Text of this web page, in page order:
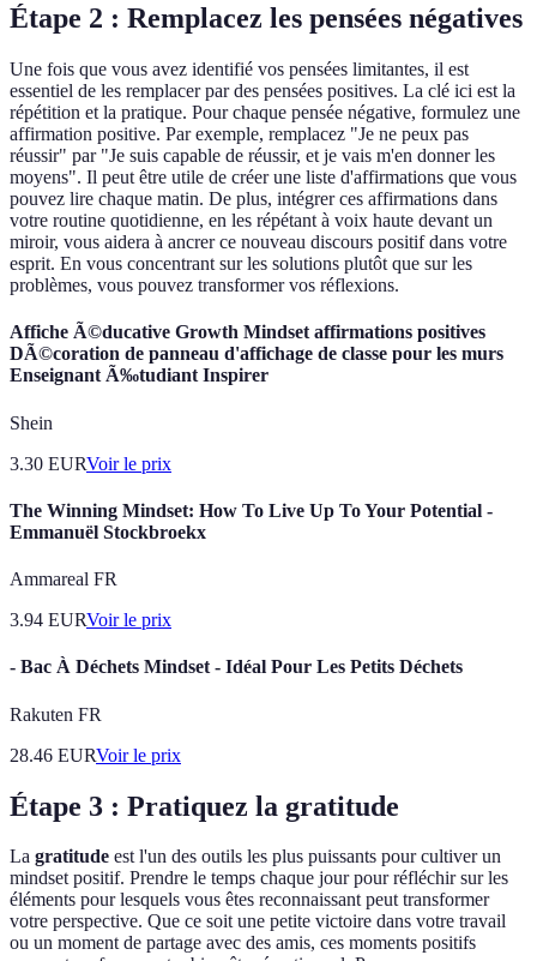
Étape 2 : Remplacez les pensées négatives
Une fois que vous avez identifié vos pensées limitantes, il est
essentiel de les remplacer par des pensées positives. La clé ici est la
répétition et la pratique. Pour chaque pensée négative, formulez une
affirmation positive. Par exemple, remplacez "Je ne peux pas
réussir" par "Je suis capable de réussir, et je vais m'en donner les
moyens". Il peut être utile de créer une liste d'affirmations que vous
pouvez lire chaque matin. De plus, intégrer ces affirmations dans
votre routine quotidienne, en les répétant à voix haute devant un
miroir, vous aidera à ancrer ce nouveau discours positif dans votre
esprit. En vous concentrant sur les solutions plutôt que sur les
problèmes, vous pouvez transformer vos réflexions.
Affiche Ã©ducative Growth Mindset affirmations positives
DÃ©coration de panneau d'affichage de classe pour les murs
Enseignant Ã‰tudiant Inspirer
Shein
3.30 EURVoir le prix
The Winning Mindset: How To Live Up To Your Potential -
Emmanuël Stockbroekx
Ammareal FR
3.94 EURVoir le prix
- Bac À Déchets Mindset - Idéal Pour Les Petits Déchets
Rakuten FR
28.46 EURVoir le prix
Étape 3 : Pratiquez la gratitude
La gratitude est l'un des outils les plus puissants pour cultiver un
mindset positif. Prendre le temps chaque jour pour réfléchir sur les
éléments pour lesquels vous êtes reconnaissant peut transformer
votre perspective. Que ce soit une petite victoire dans votre travail
ou un moment de partage avec des amis, ces moments positifs